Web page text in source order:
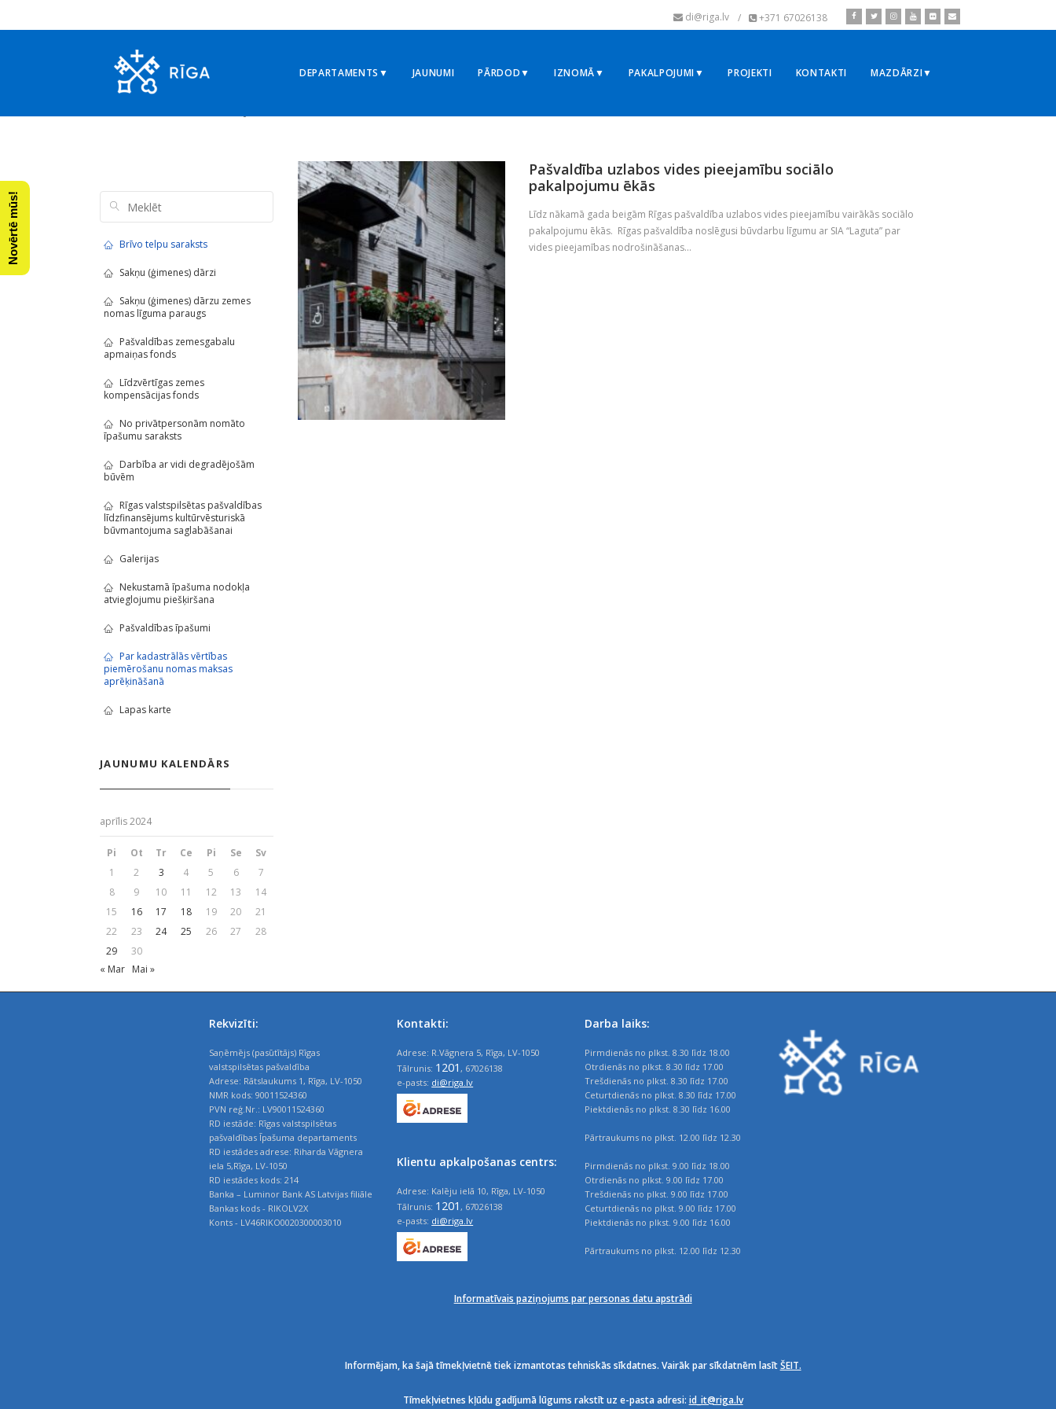
di@riga.lv / +371 67026138
DEPARTAMENTS▼ JAUNUMI PĀRDOD▼ IZNOMĀ▼ PAKALPOJUMI▼ PROJEKTI KONTAKTI MAZDĀRZI▼
Pašvaldība uzlabos vides pieejamību sociālo
pakalpojumu ēkās
Līdz nākamā gada beigām Rīgas pašvaldība uzlabos vides pieejamību vairākās sociālo
pakalpojumu ēkās. Rīgas pašvaldība noslēgusi būvdarbu līgumu ar SIA “Laguta” par
vides pieejamības nodrošināšanas...
Brīvo telpu saraksts
Sakņu (ģimenes) dārzi
Sakņu (ģimenes) dārzu zemes
nomas līguma paraugs
Pašvaldības zemesgabalu
apmaiņas fonds
Līdzvērtīgas zemes
kompensācijas fonds
No privātpersonām nomāto
īpašumu saraksts
Darbība ar vidi degradējošām
būvēm
Rīgas valstspilsētas pašvaldības
līdzfinansējums kultūrvēsturiskā
būvmantojuma saglabāšanai
Galerijas
Nekustamā īpašuma nodokļa
atvieglojumu piešķiršana
Pašvaldības īpašumi
Par kadastrālās vērtības
piemērošanu nomas maksas
aprēķināšanā
Lapas karte
JAUNUMU KALENDĀRS
aprīlis 2024
Pi Ot Tr Ce Pi Se
Sv
1
2 3 4 5 6
7
8
9 10 11 12 13
14
15
16 17 18 19 20
21
22
23 24 25 26 27
28
29
30
« Mar Mai »
Rekvizīti:
Saņēmējs (pasūtītājs) Rīgas
valstspilsētas pašvaldība
Adrese: Rātslaukums 1, Rīga, LV-1050
NMR kods: 90011524360
PVN reģ.Nr.: LV90011524360
RD iestāde: Rīgas valstspilsētas
pašvaldības Īpašuma departaments
RD iestādes adrese: Riharda Vāgnera
iela 5,Rīga, LV-1050
RD iestādes kods: 214
Banka – Luminor Bank AS Latvijas filiāle
Bankas kods - RIKOLV2X
Konts - LV46RIKO0020300003010
Kontakti:
Adrese: R.Vāgnera 5, Rīga, LV-1050
Tālrunis: 1201, 67026138
e-pasts: di@riga.lv
Klientu apkalpošanas centrs:
Adrese: Kalēju ielā 10, Rīga, LV-1050
Tālrunis: 1201, 67026138
e-pasts: di@riga.lv
Darba laiks:
Pirmdienās no plkst. 8.30 līdz 18.00
Otrdienās no plkst. 8.30 līdz 17.00
Trešdienās no plkst. 8.30 līdz 17.00
Ceturtdienās no plkst. 8.30 līdz 17.00
Piektdienās no plkst. 8.30 līdz 16.00
Pārtraukums no plkst. 12.00 līdz 12.30
Pirmdienās no plkst. 9.00 līdz 18.00
Otrdienās no plkst. 9.00 līdz 17.00
Trešdienās no plkst. 9.00 līdz 17.00
Ceturtdienās no plkst. 9.00 līdz 17.00
Piektdienās no plkst. 9.00 līdz 16.00
Pārtraukums no plkst. 12.00 līdz 12.30
Informatīvais paziņojums par personas datu apstrādi
Informējam, ka šajā tīmekļvietnē tiek izmantotas tehniskās sīkdatnes. Vairāk par sīkdatnēm lasītŠEIT.
Tīmekļvietnes kļūdu gadījumā lūgums rakstīt uz e-pasta adresi: id_it@riga.lv
Novērtē mūs!